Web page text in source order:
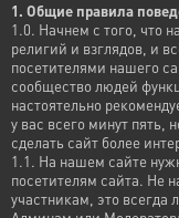
1. Общие правила
1.0. Начнем с того, что
религий и взглядов, и
посетителями нашего
сообщество людей
настоятельно
у вас всего минут пять,
сделать сайт более
1.1. На нашем сайте
посетителям сайта. Не
участникам, это всегда